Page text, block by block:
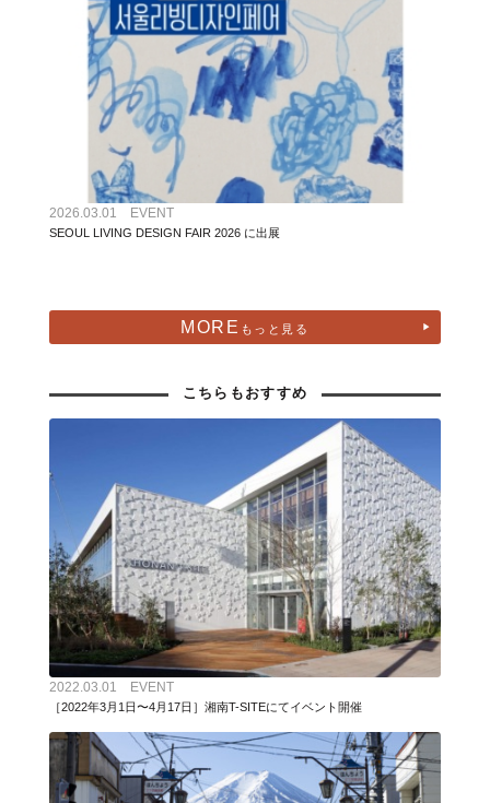
2026.03.01 EVENT
SEOUL LIVING DESIGN FAIR 2026 に出展
MORE もっと見る
こちらもおすすめ
2022.03.01 EVENT
［2022年3月1日〜4月17日］湘南T-SITEにてイベント開催